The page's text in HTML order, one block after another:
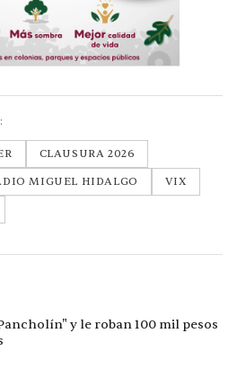
CLAUSURA 2026
MIGUEL HIDALGO
VIX
y le roban 100 mil pesos